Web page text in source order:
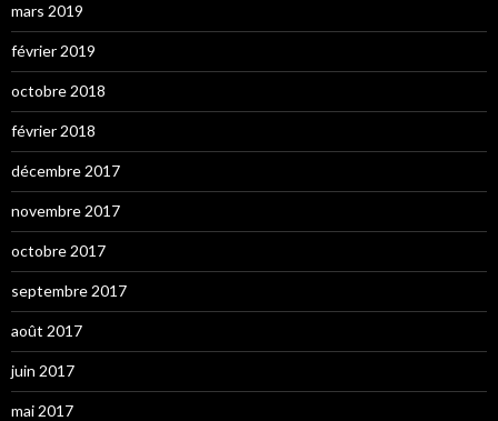
mars 2019
février 2019
octobre 2018
février 2018
décembre 2017
novembre 2017
octobre 2017
septembre 2017
août 2017
juin 2017
mai 2017